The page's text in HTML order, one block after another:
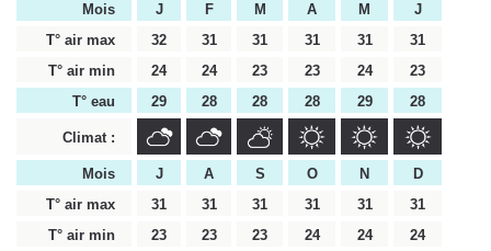
Mois J F M A M
J
T° air max
32 31 31 31 31
31
T° air min
24 24 23 23 24
23
T° eau
29 28 28 28 29 28
Climat :
Mois J A S O N
D
T° air max
31 31 31 31 31
31
T° air min
23 23 23 24 24
24